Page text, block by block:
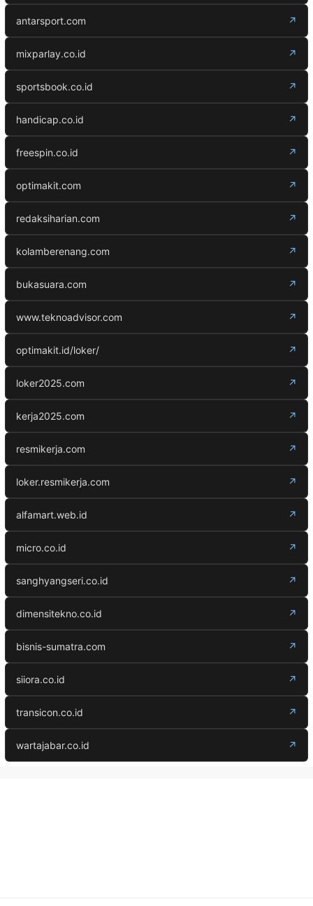
antarsport.com ↗
mixparlay.co.id ↗
sportsbook.co.id ↗
handicap.co.id ↗
freespin.co.id ↗
optimakit.com ↗
redaksiharian.com ↗
kolamberenang.com ↗
bukasuara.com ↗
www.teknoadvisor.com ↗
optimakit.id/loker/ ↗
loker2025.com ↗
kerja2025.com ↗
resmikerja.com ↗
loker.resmikerja.com ↗
alfamart.web.id ↗
micro.co.id ↗
sanghyangseri.co.id ↗
dimensitekno.co.id ↗
bisnis-sumatra.com ↗
siiora.co.id ↗
transicon.co.id ↗
wartajabar.co.id ↗